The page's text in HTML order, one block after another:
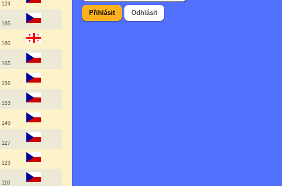
124
185
180
165
156
153
149
127
123
118